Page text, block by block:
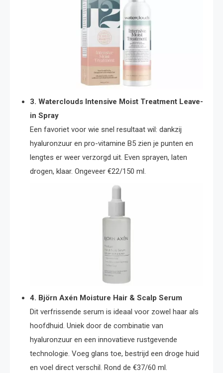
3. Waterclouds Intensive Moist Treatment Leave-
in Spray
Een favoriet voor wie snel resultaat wil: dankzij
hyaluronzuur en pro-vitamine B5 zien je punten en
lengtes er weer verzorgd uit. Even sprayen, laten
drogen, klaar. Ongeveer €22/150 ml.
4. Björn Axén Moisture Hair & Scalp Serum
Dit verfrissende serum is ideaal voor zowel haar als
hoofdhuid. Uniek door de combinatie van
hyaluronzuur en een innovatieve rustgevende
technologie. Voeg glans toe, bestrijd een droge huid
en voel direct verschil. Rond de €37/60 ml.